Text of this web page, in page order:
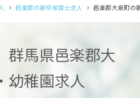
邑楽郡の新卒保育士求人 邑楽郡大泉町の
群馬県邑楽郡大
幼稚園求人